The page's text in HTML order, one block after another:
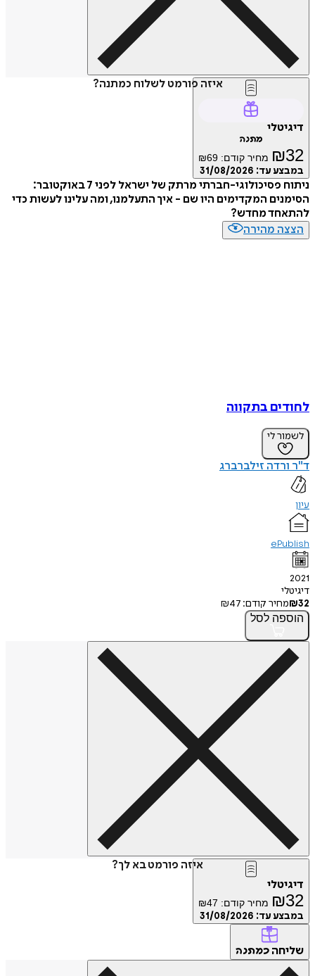
איזה פורמט לשלוח כמתנה?
דיגיטלי
מתנה
₪32 מחיר קודם: ₪69
במבצע עד: 31/08/2026
ניתוח פסיכולוגי-חברתי מרתק של ישראל לפני 7 באוקטובר:
הסימנים המקדימים היו שם - איך התעלמנו, ומה עלינו לעשות כדי
להתאחד מחדש?
הצצה מהירה
לחודים בתקווה
לשמור לי
ד"ר ורדה זילברברג
עיון
ePublish
2021
דיגיטלי
₪32 מחיר קודם: ₪47
הוספה לסל
איזה פורמט בא לך?
דיגיטלי
₪32 מחיר קודם: ₪47
במבצע עד: 31/08/2026
שליחה כמתנה